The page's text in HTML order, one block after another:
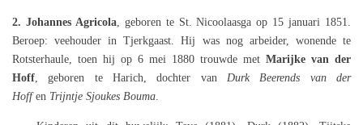
2. Johannes Agricola, geboren te St. Nicoolaasga op 15 januari 1851.
Beroep: veehouder in Tjerkgaast. Hij was nog arbeider, wonende te
Rotsterhaule, toen hij op 6 mei 1880 trouwde met Marijke van der
Hoff, geboren te Harich, dochter van
Durk Beerends van der
Hoff en Trijntje Sjoukes Bouma.